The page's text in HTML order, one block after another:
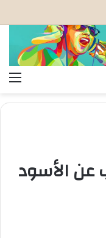
عن الأسود